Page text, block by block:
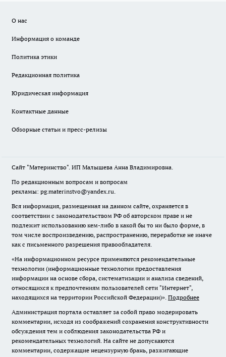
О нас
Информация о команде
Политика этики
Редакционная политика
Юридическая информация
Контактные данные
Обзорные статьи и пресс-релизы
Сайт "Материнство". ИП Малышева Анна Владимировна.
По редакционным вопросам и вопросам
рекламы: pg.materinstvo@yandex.ru.
Вся информация, размещенная на данном сайте, охраняется в
соответствии с законодательством РФ об авторском праве и не
подлежит использованию кем-либо в какой бы то ни было форме, в
том числе воспроизведению, распространению, переработке не иначе
как с письменного разрешения правообладателя.
«На информационном ресурсе применяются рекомендательные
технологии (информационные технологии предоставления
информации на основе сбора, систематизации и анализа сведений,
относящихся к предпочтениям пользователей сети "Интернет",
находящихся на территории Российской Федерации)». Подробнее
Администрация портала оставляет за собой право модерировать
комментарии, исходя из соображений сохранения конструктивности
обсуждения тем и соблюдения законодательства РФ и
рекомендательных технологий. На сайте не допускаются
комментарии, содержащие нецензурную брань, разжигающие